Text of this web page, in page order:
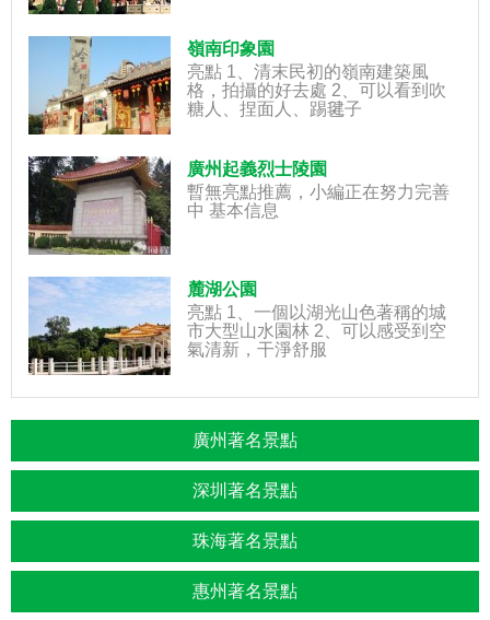
嶺南印象園
亮點 1、清末民初的嶺南建築風
格，拍攝的好去處 2、可以看到吹
糖人、捏面人、踢毽子
廣州起義烈士陵園
暫無亮點推薦，小編正在努力完善
中 基本信息
麓湖公園
亮點 1、一個以湖光山色著稱的城
市大型山水園林 2、可以感受到空
氣清新，干淨舒服
廣州著名景點
深圳著名景點
珠海著名景點
惠州著名景點